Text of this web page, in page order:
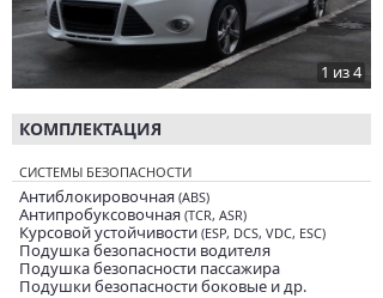
1 из 4
КОМПЛЕКТАЦИЯ
СИСТЕМЫ БЕЗОПАСНОСТИ
Антиблокировочная (ABS)
Антипробуксовочная (TCR, ASR)
Курсовой устойчивости (ESP, DCS, VDC, ESC)
Подушка безопасности водителя
Подушка безопасности пассажира
Подушки безопасности боковые и др.